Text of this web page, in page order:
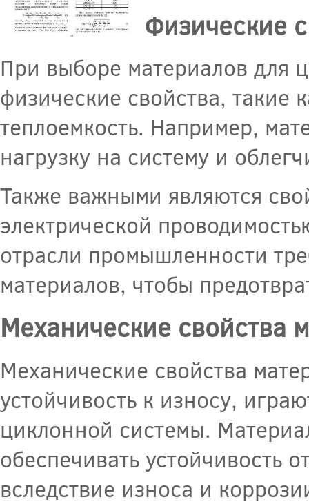
Физические
При выборе материалов для
физические свойства, такие
теплоемкость. Например,
нагрузку на систему и
Также важными являются
электрической
отрасли промышленности
материалов, чтобы
Механические свойства
Механические свойства
устойчивость к износу,
циклонной системы.
обеспечивать устойчивость
вследствие износа и